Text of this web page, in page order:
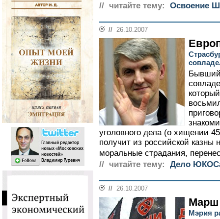
// читайте тему:
Освоение
// 26.10.2007
уголовного дела (о хищении
получит из российской
моральные страдания,
// читайте тему:
Дело
// 26.10.2007
Марш
Мэрия